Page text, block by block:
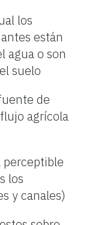
los
están
agua o son
suelo
de
agrícola
perceptible
los
y canales)